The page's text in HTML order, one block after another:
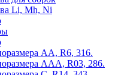
Li, Mh, Ni
АА, R6, 316.
ААА, R03, 286.